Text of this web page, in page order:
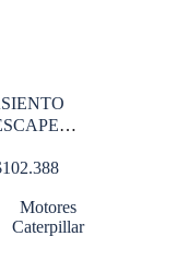
3126
102.388
Motores
Caterpillar